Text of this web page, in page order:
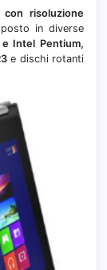
Italia
con risoluzione
in diverse
Intel Pentium,
e dischi rotanti